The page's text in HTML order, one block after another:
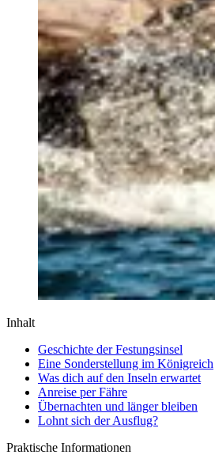
Inhalt
Geschichte der Festungsinsel
Eine Sonderstellung im Königreich
Was dich auf den Inseln erwartet
Anreise per Fähre
Übernachten und länger bleiben
Lohnt sich der Ausflug?
Praktische Informationen